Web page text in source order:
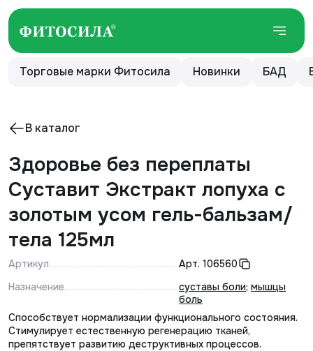
Торговые марки Фитосила Новинки БАД
В каталог
Здоровье без переплаты
Суставит Экстракт лопуха с
золотым усом гель-бальзам/
тела 125мл
Артикул Арт. 106560
Назначение
суставы боли; мышцы
боль
Способствует нормализации функционального состояния.
Стимулирует естественную регенерацию тканей,
препятствует развитию деструктивных процессов.